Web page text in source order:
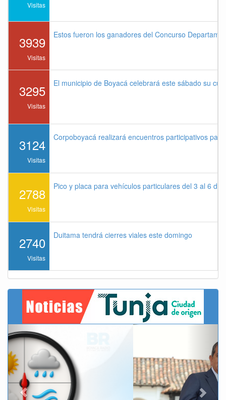
Visitas
3939
Visitas
Estos fueron los ganadores del Concurso
3295
Visitas
El municipio de Boyacá celebrará este sábado su
3124
Visitas
Corpoboyacá realizará encuentros participativos
2788
Visitas
Pico y placa para vehículos particulares del 3 al 6 de
2740
Visitas
Duitama tendrá cierres viales este domingo
Previous